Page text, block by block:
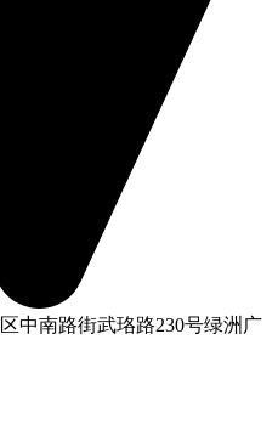
中南路街武珞路230号绿洲广